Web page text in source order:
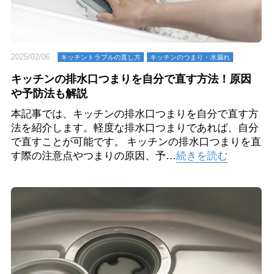
2025/02/06 キッチントラブルの直し方 キッチンのつまり・⽔漏れ
キッチンの排水口つまりを自分で直す方法！原因
や予防法も解説
本記事では、キッチンの排水口つまりを自分で直す方
法を紹介します。軽度な排水口つまりであれば、自分
で直すことが可能です。 キッチンの排水口つまりを直
す際の注意点やつまりの原因、予…続きを読む